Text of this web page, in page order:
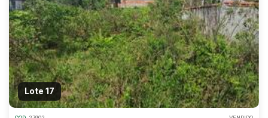
Lote 17